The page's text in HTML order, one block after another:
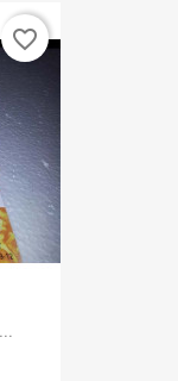
favorite_border